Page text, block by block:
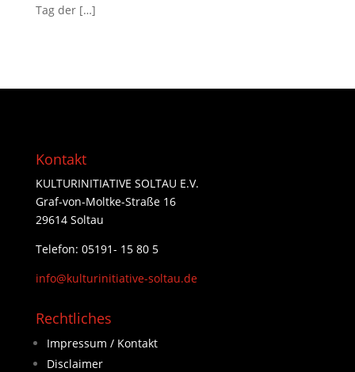
Tag der […]
Kontakt
KULTURINITIATIVE SOLTAU E.V.
Graf-von-Moltke-Straße 16
29614 Soltau
Telefon: 05191- 15 80 5
info@kulturinitiative-soltau.de
Rechtliches
Impressum / Kontakt
Disclaimer